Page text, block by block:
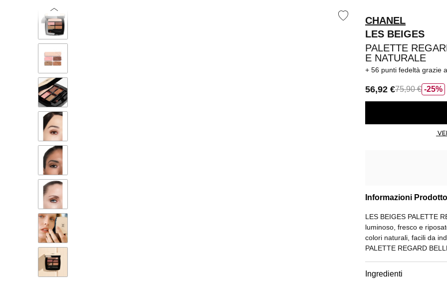
CHANEL
LES BEIGES
PALETTE
E NATURALE
56 punti fedeltà grazie
25%
56,92 €75,90 €
Informazioni Prodotto
LES BEIGES PALETTE
luminoso, fresco e
colori naturali, facili da
PALETTE REGARD
facilita l'applicazione,
integra un ampio
Ingredienti